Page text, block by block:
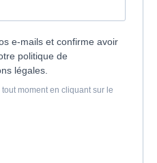
e-mails et confirme avoir
politique de
légales.
moment en cliquant sur le